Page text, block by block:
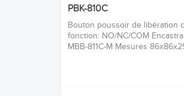
PBK-810C
Bouton poussoir de libération
fonction: NO/NC/COM
MBB-811C-M Mesures